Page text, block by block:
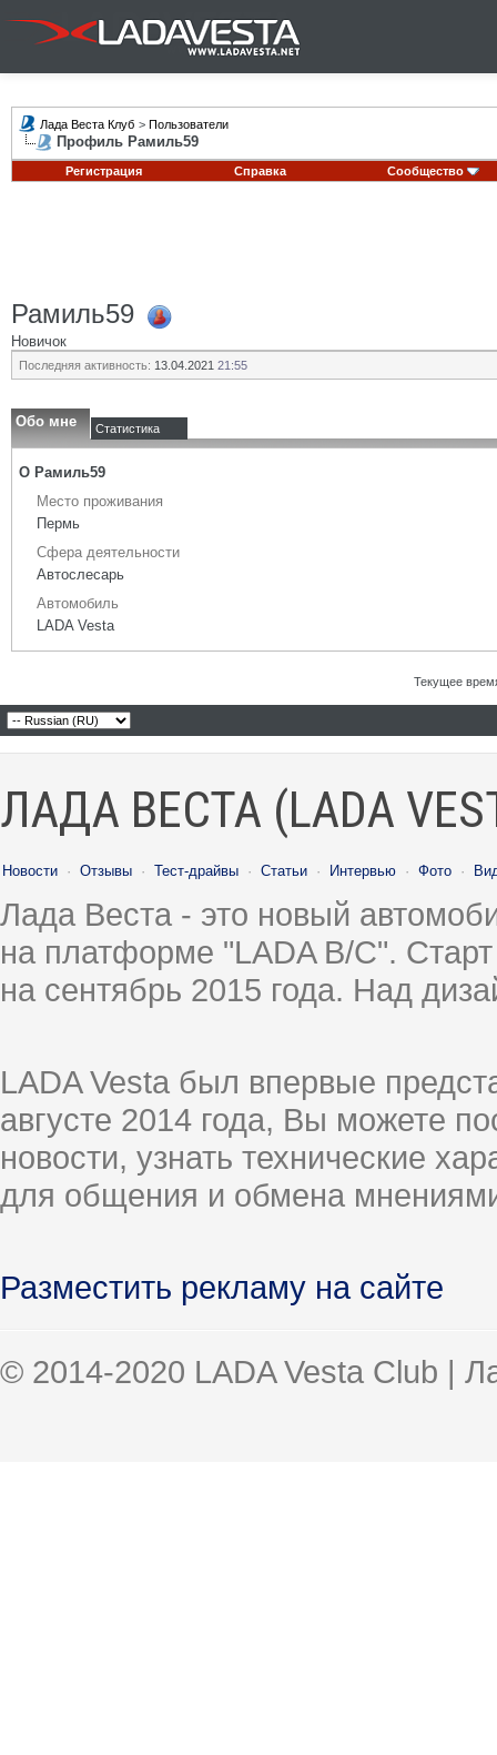
Лада Веста Клуб > Пользователи
Профиль Рамиль59
Регистрация Справка Сообщество
Рамиль59
Новичок
Последняя активность: 13.04.2021 21:55
Обо мне Статистика
О Рамиль59
Место проживания
Пермь
Сфера деятельности
Автослесарь
Автомобиль
LADA Vesta
Текущее
ЛАДА ВЕСТА (LADA
Новости · Отзывы · Тест-драйвы · Статьи · Интервью · Фото ·
Лада Веста - это новый
на платформе "LADA B/C".
на сентябрь 2015 года. Над
LADA Vesta был впервые
августе 2014 года, Вы можете
новости, узнать технические
для общения и обмена
Разместить рекламу на сайте
© 2014-2020 LADA Vesta Club |